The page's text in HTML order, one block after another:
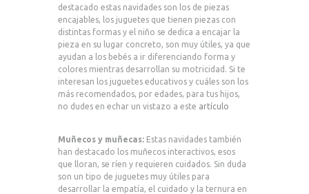
destacado estas navidades son los de piezas
encajables, los juguetes que tienen piezas con
distintas formas y el niño se dedica a encajar la
pieza en su lugar concreto, son muy útiles, ya que
ayudan a los bebés a ir diferenciando forma y
colores mientras desarrollan su motricidad. Si te
interesan los juguetes educativos y cuáles son los
más recomendados, por edades, para tus hijos,
no dudes en echar un vistazo a este artículo
Muñecos y muñecas: Estas navidades también
han destacado los muñecos interactivos, esos
que lloran, se ríen y requieren cuidados. Sin duda
son un tipo de juguetes muy útiles para
desarrollar la empatía, el cuidado y la ternura en